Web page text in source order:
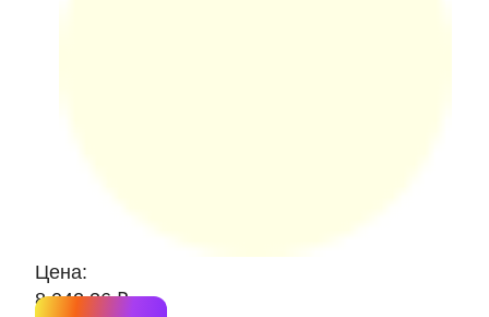
Цена:
8 042.36 ₽